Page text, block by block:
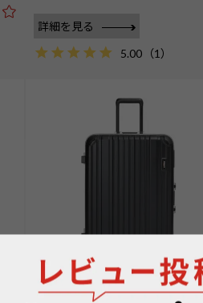
詳細を見る
5.00 （1）